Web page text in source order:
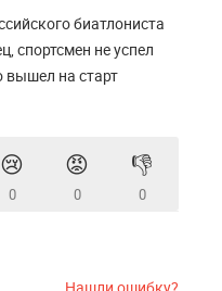
биатлониста
спортсмен не успел
вышел на старт
😢
0
😡
0
👎
0